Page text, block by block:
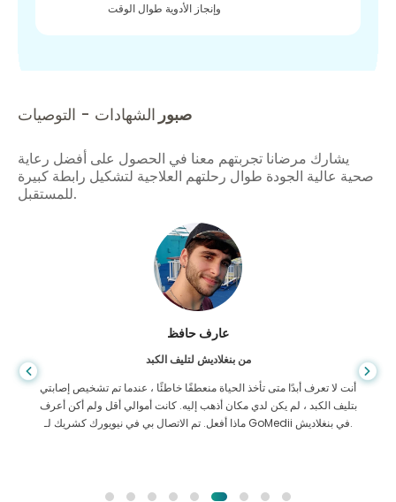
وإنجاز الأدوية طوال الوقت
صبور الشهادات - التوصيات
يشارك مرضانا تجربتهم معنا في الحصول على أفضل رعاية
صحية عالية الجودة طوال رحلتهم العلاجية لتشكيل رابطة كبيرة
للمستقبل.
عارف حافظ
من بنغلاديش لتليف الكبد
أنت لا تعرف أبدًا متى تأخذ الحياة منعطفًا خاطئًا ، عندما تم تشخيص إصابتي
بتليف الكبد ، لم يكن لدي مكان أذهب إليه. كانت أموالي أقل ولم أكن أعرف
ماذا أفعل. تم الاتصال بي في نيويورك كشريك لـ GoMedii في بنغلاديش.